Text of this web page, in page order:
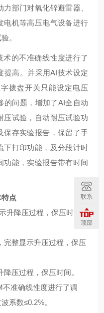
部门对氧化锌避雷器、
电机等高压电气设备进行
。
术的不准确线性度进行了
提高。并采用AI技术设定
拨盘开关只能设定电压
的问题，增加了AI全自动
压试验，自动耐压试验功
保存实验报告，保留了手
下打印功能，及分段计时
功能，实验报告带有时间
点
升降压过程，保压时
完整显示升压过程，保压
压过程，保压时间。
不准确线性度进行了调
系数≤0.2%。
联系
顶部